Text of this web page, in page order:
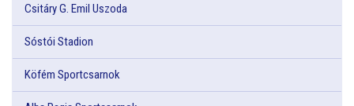
Csitáry G. Emil Uszoda
Sóstói Stadion
Köfém Sportcsarnok